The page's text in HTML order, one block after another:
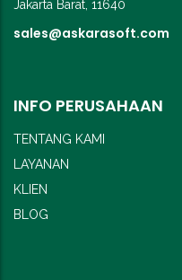
Jakarta Barat, 11640
sales@askarasoft.com
INFO PERUSAHAAN
TENTANG KAMI
LAYANAN
KLIEN
BLOG